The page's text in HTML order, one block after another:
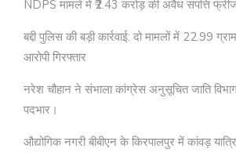
NDPS मामले में ₹2.43 करोड़ की अवैध संपत्ति
बद्दी पुलिस की बड़ी कार्रवाई: दो मामलों में 22.99
आरोपी गिरफ्तार
नरेश चौहान ने संभाला कांग्रेस अनुसूचित जाति
पदभार।
औद्योगिक नगरी बीबीएन के किरपालपुर में कांवड़